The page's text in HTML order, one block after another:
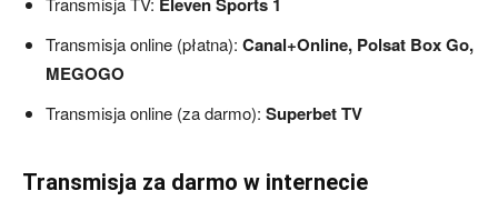
Transmisja online (płatna): Canal+Online, Polsat Box Go,
MEGOGO
Transmisja online (za darmo): Superbet TV
Transmisja za darmo w internecie